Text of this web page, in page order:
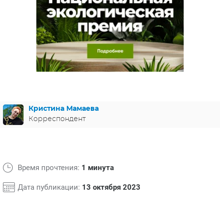
МЕЛОДРАМЫ
ФРАНЦИЯ
ГЕРМАНИЯ
СВЕТСКИЕ НОВОСТИ
СПОЙЛЕРЫ ИЗ СЕРИАЛОВ
Кристина Мамаева
Корреспондент
Время прочтения: 1 минута
Дата публикации: 13 октября 2023